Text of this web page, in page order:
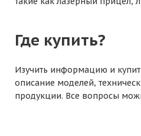
Где купить?
Изучить информацию и
описание моделей,
продукции. Все вопросы